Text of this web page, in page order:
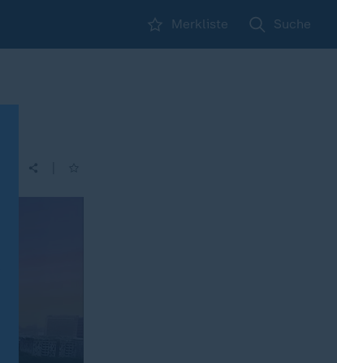
Merkliste Suche